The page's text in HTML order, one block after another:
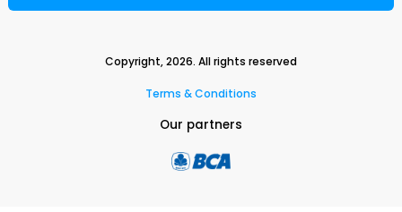
Copyright,2026. All rights reserved
Terms & Conditions
Our partners